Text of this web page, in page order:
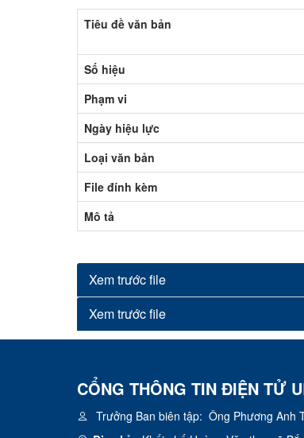
Tiêu đề văn bản
Số hiệu
Phạm vi
Ngày hiệu lực
Loại văn bản
File đính kèm
Mô tả
Xem trước file
Xem trước file
CỔNG THÔNG TIN ĐIỆN TỬ
Trưởng Ban biên tập: Ông Phương Anh